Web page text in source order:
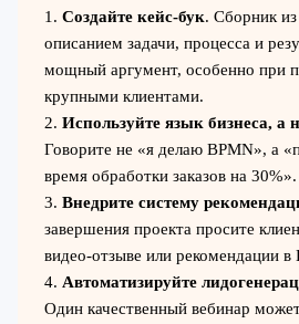
1. Создайте кейс-бук. Сборник
описанием задачи, процесса и
мощный аргумент, особенно при
крупными клиентами.
2. Используйте язык бизнеса, а
Говорите не «я делаю BPMN», а
время обработки заказов на 30%».
3. Внедрите систему
завершения проекта просите
видео-отзыве или рекомендации
4. Автоматизируйте
Один качественный вебинар